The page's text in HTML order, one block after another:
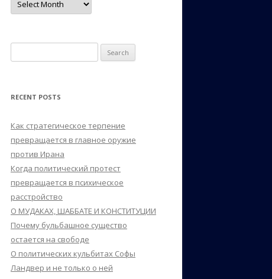
for:
RECENT POSTS
Как стратегическое терпение
превращается в главное оружие
против Ирана
Когда политический протест
превращается в психическое
расстройство
О МУДАКАХ, ШАББАТЕ И КОНСТИТУЦИИ
Почему бульбашное существо
остается на свободе
О политических кульбитах Софы
Ландвер и не только о ней